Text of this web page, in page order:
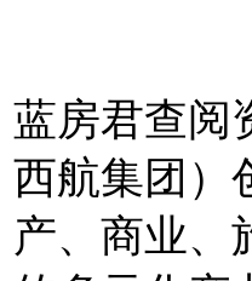
蓝房君查阅
西航集团）
产、商业、